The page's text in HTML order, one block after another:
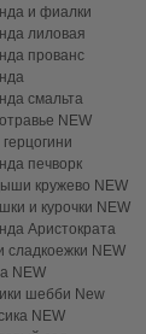
и фиалки
лиловая
прованс
смальта
NEW
печворк
кружево NEW
и курочки NEW
Аристократа
сладкоежки NEW
NEW
шебби New
NEW